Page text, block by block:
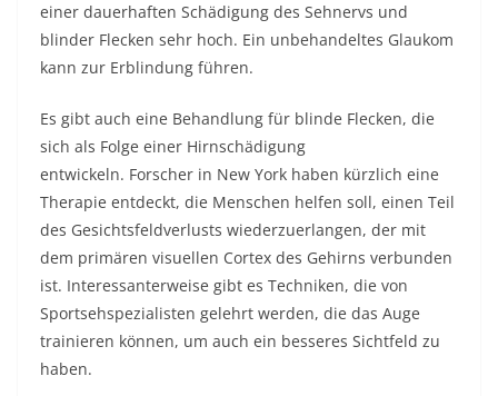
einer dauerhaften Schädigung des Sehnervs und
blinder Flecken sehr hoch. Ein unbehandeltes Glaukom
kann zur Erblindung führen.
Es gibt auch eine Behandlung für blinde Flecken, die
sich als Folge einer Hirnschädigung
entwickeln. Forscher in New York haben kürzlich eine
Therapie entdeckt, die Menschen helfen soll, einen Teil
des Gesichtsfeldverlusts wiederzuerlangen, der mit
dem primären visuellen Cortex des Gehirns verbunden
ist. Interessanterweise gibt es Techniken, die von
Sportsehspezialisten gelehrt werden, die das Auge
trainieren können, um auch ein besseres Sichtfeld zu
haben.